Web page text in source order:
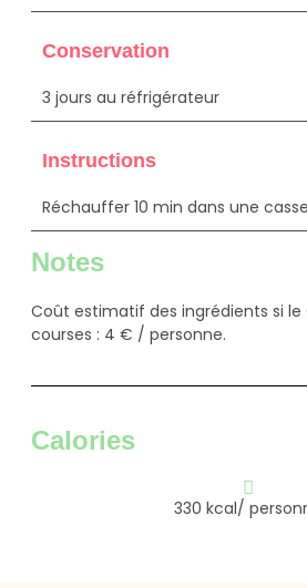
Conservation
3 jours au réfrigérateur
Instructions
Réchauffer 10 min dans une
Notes
Coût estimatif des ingrédients si le
courses : 4 € / personne.
Calories
330 kcal/